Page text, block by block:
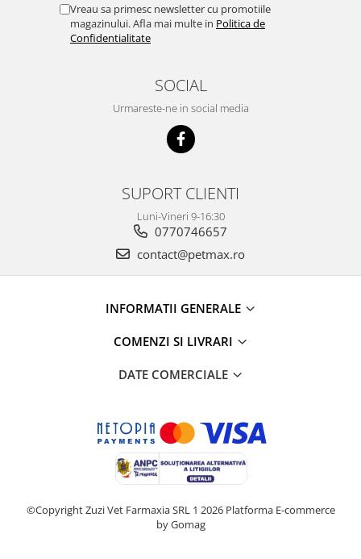
Vreau sa primesc newsletter cu promotiile
magazinului. Afla mai multe in Politica de
Confidentialitate
SOCIAL
Urmareste-ne in social media
SUPORT CLIENTI
Luni-Vineri 9-16:30
0770746657
contact@petmax.ro
INFORMATII GENERALE
COMENZI SI LIVRARI
DATE COMERCIALE
©Copyright Zuzi Vet Farmaxia SRL 1 2026 Platforma E-commerce
by Gomag